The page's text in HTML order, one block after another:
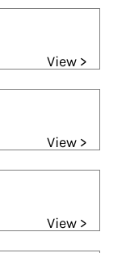
View >
View >
View >